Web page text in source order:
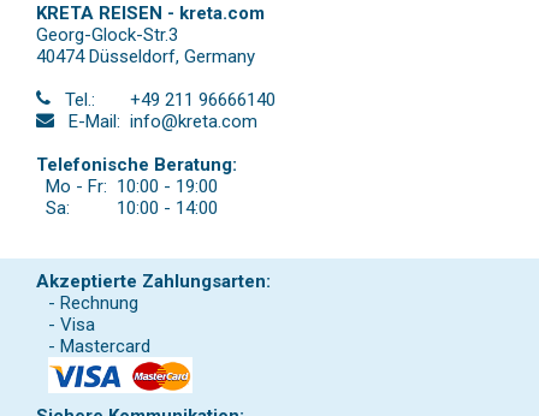
KRETA REISEN - kreta.com
Georg-Glock-Str.3
40474 Düsseldorf, Germany
Tel.:
+49 211 96666140
E-Mail: info@kreta.com
Telefonische Beratung:
Mo - Fr: 10:00 - 19:00
Sa:
10:00 - 14:00
Akzeptierte Zahlungsarten:
- Rechnung
- Visa
- Mastercard